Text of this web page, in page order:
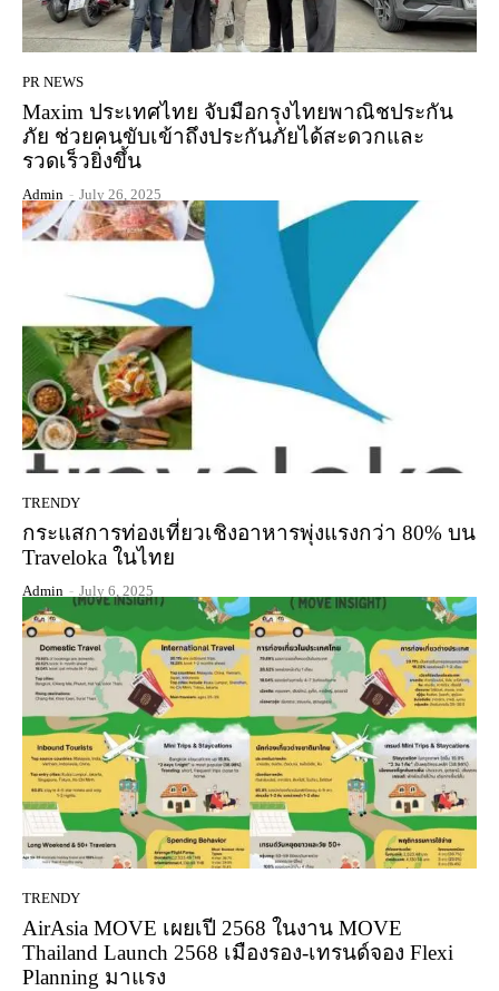
PR NEWS
Maxim ประเทศไทย จับมือกรุงไทยพาณิชประกัน
ภัย ช่วยคนขับเข้าถึงประกันภัยได้สะดวกและ
รวดเร็วยิ่งขึ้น
Admin - July 26, 2025
TRENDY
กระแสการท่องเที่ยวเชิงอาหารพุ่งแรงกว่า 80% บน
Traveloka ในไทย
Admin - July 6, 2025
TRENDY
AirAsia MOVE เผยเปี 2568 ในงาน MOVE
Thailand Launch 2568 เมืองรอง-เทรนด์จอง Flexi
Planning มาแรง